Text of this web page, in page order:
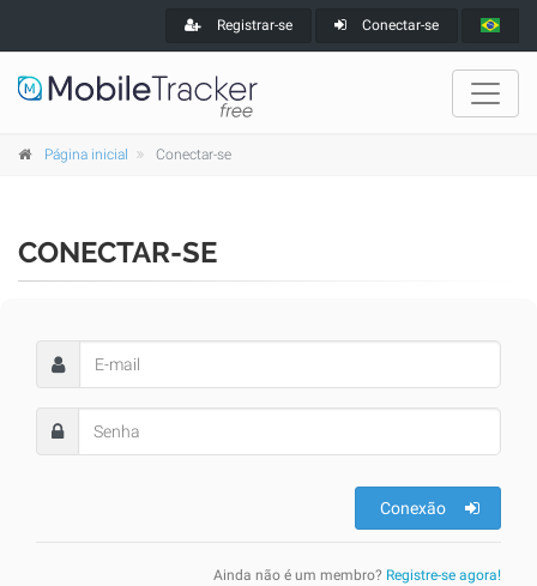
Registrar-se Conectar-se
Página inicial Conectar-se
CONECTAR-SE
Conexão
Ainda não é um membro? Registre-se agora!